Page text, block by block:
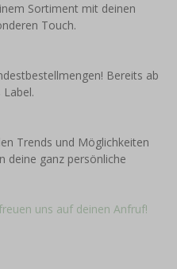
Sortiment mit deinen
Touch.
Bereits ab
Trends und Möglichkeiten
deine ganz persönliche
uns auf deinen Anfruf!